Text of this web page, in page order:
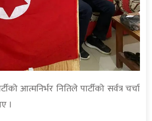
आत्मनिर्भर नितिले पार्टीको सर्वत्र चर्चा
।